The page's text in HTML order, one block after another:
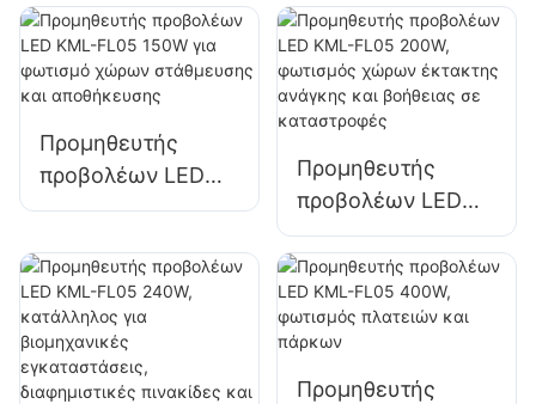
εξωτερικές
προσόψεις κτιρίων
και φωτισμό
κτιρίων και
φωτισμό
εργοταξίων
Προμηθευτής
προβολέων LED
KML-FL05 150W
χώρων
στάθμευσης και
αποθήκευσης
Προμηθευτής
προβολέων LED
KML-FL05 200W,
φωτισμός χώρων
έκτακτης ανάγκης
και βοήθειας σε
Προμηθευτής